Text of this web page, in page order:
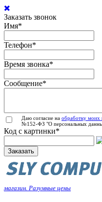
Заказать звонок
Имя*
Телефон*
Время звонка*
Сообщение*
Даю согласие на обработку моих
№152-ФЗ "О персональных
Код с картинки*
Заказать
магазин. Разумные цены